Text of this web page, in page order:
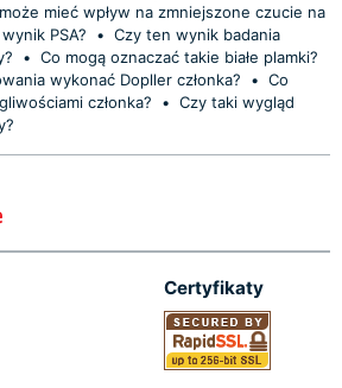
mieć wpływ na zmniejszone czucie na
PSA? • Czy ten wynik badania
• Co mogą oznaczać takie białe plamki?
wykonać Dopller członka? • Co
członka?
• Czy taki wygląd
Certyfikaty